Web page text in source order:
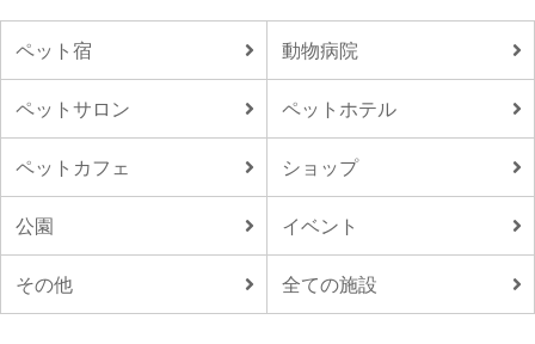
ペット宿 動物病院
ペットサロン ペットホテル
ペットカフェ ショップ
公園 イベント
その他 全ての施設